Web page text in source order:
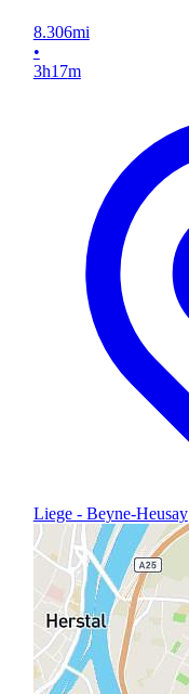
8.306mi
•
3h17m
Liege - Beyne-Heusay